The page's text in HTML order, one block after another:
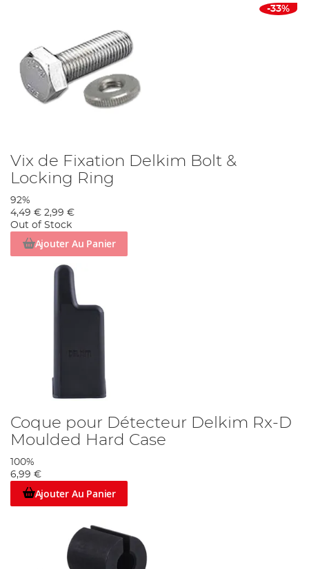
-33%
Vix de Fixation Delkim Bolt &
Locking Ring
92%
4,49 € 2,99 €
Out of Stock
Ajouter Au Panier
Coque pour Détecteur Delkim Rx-D
Moulded Hard Case
100%
6,99 €
Ajouter Au Panier